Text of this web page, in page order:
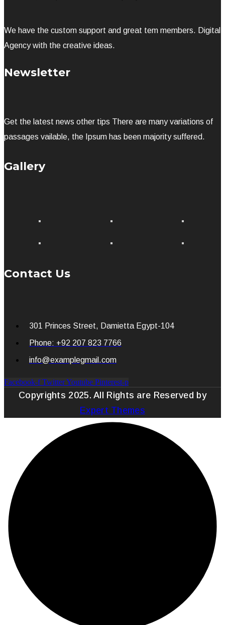
We have the custom support and great tem members. Digital
Agency with the creative ideas.
Newsletter
Get the latest news other tips There are many variations of
passages vailable, the Ipsum has been majority suffered.
Gallery
Contact Us
301 Princes Street, Damietta Egypt-104
Phone: +92 207 823 7766
info@examplegmail.com
Facebook-f TwitterYoutube Pinterest-p
Copyrights 2025. All Rights are Reserved by
Expert Themes